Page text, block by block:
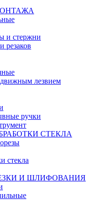
и стержни
резаков
лезвием
ручки
СТЕКЛА
стекла
И ШЛИФОВАНИЯ